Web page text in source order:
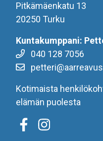
Pitkämäenkatu 13
20250 Turku
Kuntakumppani:
040 128 7056
Kotimaista
elämän puolesta